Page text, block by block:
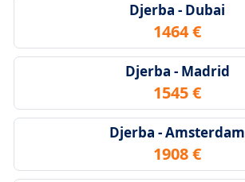
Djerba - Dubai
1464 €
Djerba - Madrid
1545 €
Djerba - Amsterdam
1908 €